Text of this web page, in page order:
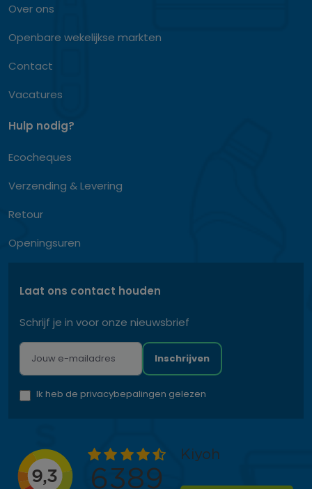
Over ons
Openbare wekelijkse markten
Contact
Vacatures
Hulp nodig?
Ecocheques
Verzending & Levering
Retour
Openingsuren
Laat ons contact houden
Schrijf je in voor onze nieuwsbrief
Inschrijven
Ik heb de privacybepalingen gelezen